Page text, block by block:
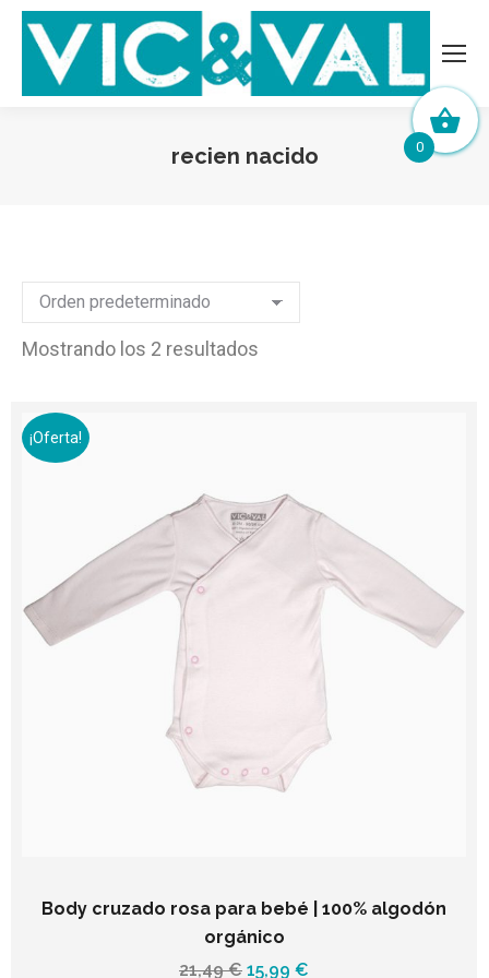
recien nacido
Mostrando los 2 resultados
¡Oferta!
Body cruzado rosa para bebé | 100% algodón
orgánico
21,49€ El
15,99 €
0